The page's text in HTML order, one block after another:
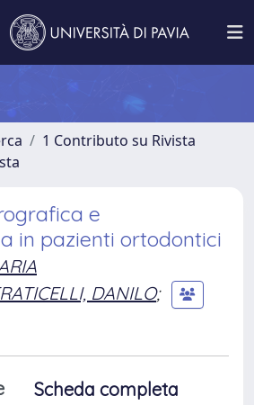
1 Contributo su Rivista
e
in pazienti ortodontici
DANILO;
Scheda completa